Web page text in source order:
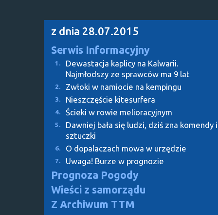
z dnia 28.07.2015
Serwis Informacyjny
1.
Dewastacja kaplicy na Kalwarii.
Najmłodszy ze sprawców ma 9 lat
2. Zwłoki w namiocie na kempingu
3. Nieszczęście kitesurfera
4. Ścieki w rowie melioracyjnym
5.
Dawniej bała się ludzi, dziś zna komendy i
sztuczki
6. O dopalaczach mowa w urzędzie
7. Uwaga! Burze w prognozie
Prognoza Pogody
Wieści z samorządu
Z Archiwum TTM